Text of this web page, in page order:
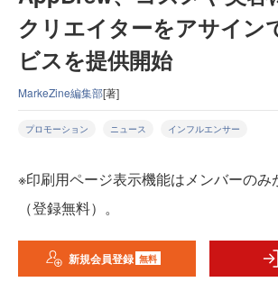
クリエイターをアサイン
ビスを提供開始
MarkeZine編集部[著]
プロモーション ニュース インフルエンサー
※印刷用ページ表示機能はメンバーのみ
（登録無料）。
新規会員登録 無料